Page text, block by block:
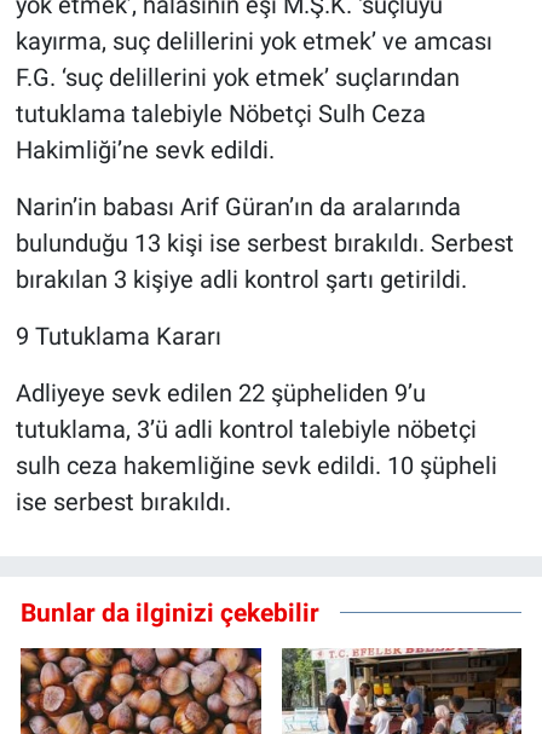
kayırma, suç delillerini yok etmek’ ve amcası
F.G. ‘suç delillerini yok etmek’ suçlarından
tutuklama talebiyle Nöbetçi Sulh Ceza
Hakimliği’ne sevk edildi.
Narin’in babası Arif Güran’ın da aralarında
bulunduğu 13 kişi ise serbest bırakıldı. Serbest
bırakılan 3 kişiye adli kontrol şartı getirildi.
9 Tutuklama Kararı
Adliyeye sevk edilen 22 şüpheliden 9’u
tutuklama, 3’ü adli kontrol talebiyle nöbetçi
sulh ceza hakemliğine sevk edildi. 10 şüpheli
ise serbest bırakıldı.
Bunlar da ilginizi çekebilir